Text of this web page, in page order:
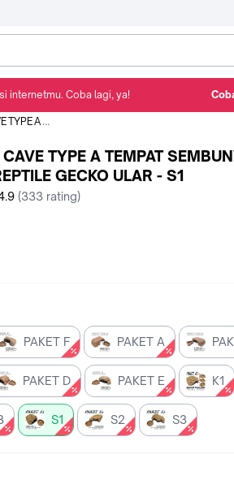
REPTILE GECKO ULAR - S1
TYPE A TEMPAT
GECKO ULAR - S1
(333 rating)
PAKET F PAKET A
PAKET D PAKET E K1
S1 S2 S3
internetmu. Coba lagi, ya!